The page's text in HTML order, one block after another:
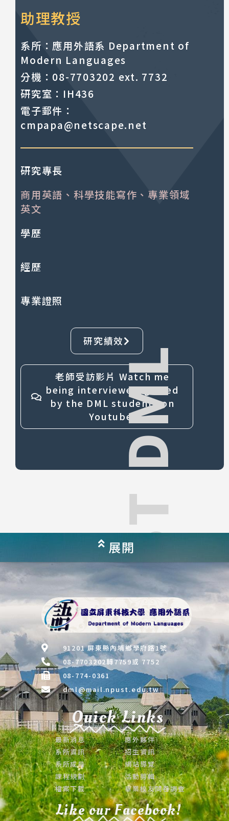
助理教授
系所：應用外語系 Department of
Modern Languages
分機：08-7703202 ext. 7732
研究室：IH436
電子郵件：
cmpapa@netscape.net
研究專長
商用英語、科學技能寫作、專業領域
英文
學歷
經歷
專業證照
研究績效
老師受訪影片 Watch me
being interviewed/grilled
by the DML students on
Youtube.
NPUST DML
展開
91201 屏東縣內埔鄉學府路1號
08-7703202轉7759或 7752
08-774-0361
dml@mail.npust.edu.tw
Quick Links
最新消息
系所資訊
系所成員
課程規劃
檔案下載
應外夥伴
招生資訊
網站導覽
活動剪輯
畢業校友問卷調查
Like our Facebook!